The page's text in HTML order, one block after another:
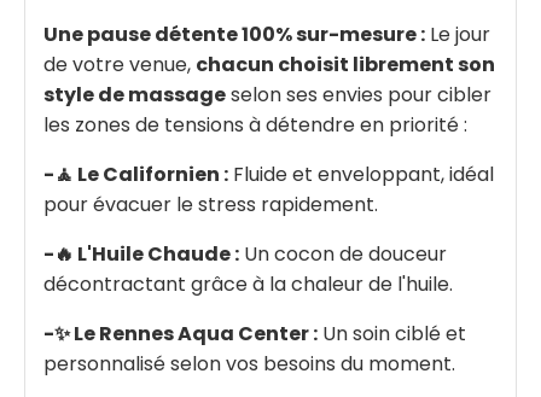
Une pause détente 100% sur-mesure : Le jour
de votre venue, chacun choisit librement son
style de massageselon ses envies pour cibler
les zones de tensions à détendre en priorité :
-🧘 Le Californien : Fluide et enveloppant, idéal
pour évacuer le stress rapidement.
-🔥 L'Huile Chaude : Un cocon de douceur
décontractant grâce à la chaleur de l'huile.
-✨ Le Rennes Aqua Center : Un soin ciblé et
personnalisé selon vos besoins du moment.